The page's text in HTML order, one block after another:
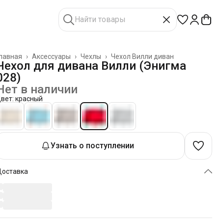
Чехол Вилли диван
Чехлы ›
Аксессуары ›
›
для дивана Вилли (Энигма
в наличии
красный
Узнать о поступлении